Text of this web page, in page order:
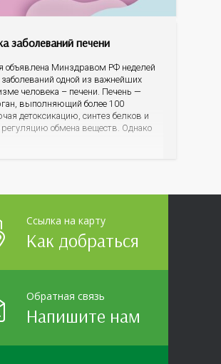
заболеваний печени
объявлена Минздравом РФ неделей
одной из важнейших
человека – печени. Печень —
выполняющий более 100
детоксикацию, синтез белков и
обмена веществ. Однако
Ссылка на карту
Как добраться
Обратная связь
Напишите нам